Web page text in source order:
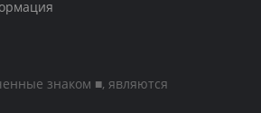
знаком ■, являются